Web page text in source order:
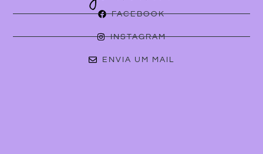
FACEBOOK
INSTAGRAM
ENVIA UM MAIL